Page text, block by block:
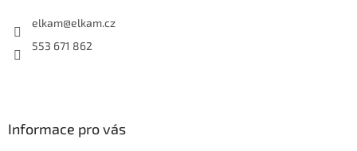
elkam@elkam.cz
553 671 862
Informace pro vás